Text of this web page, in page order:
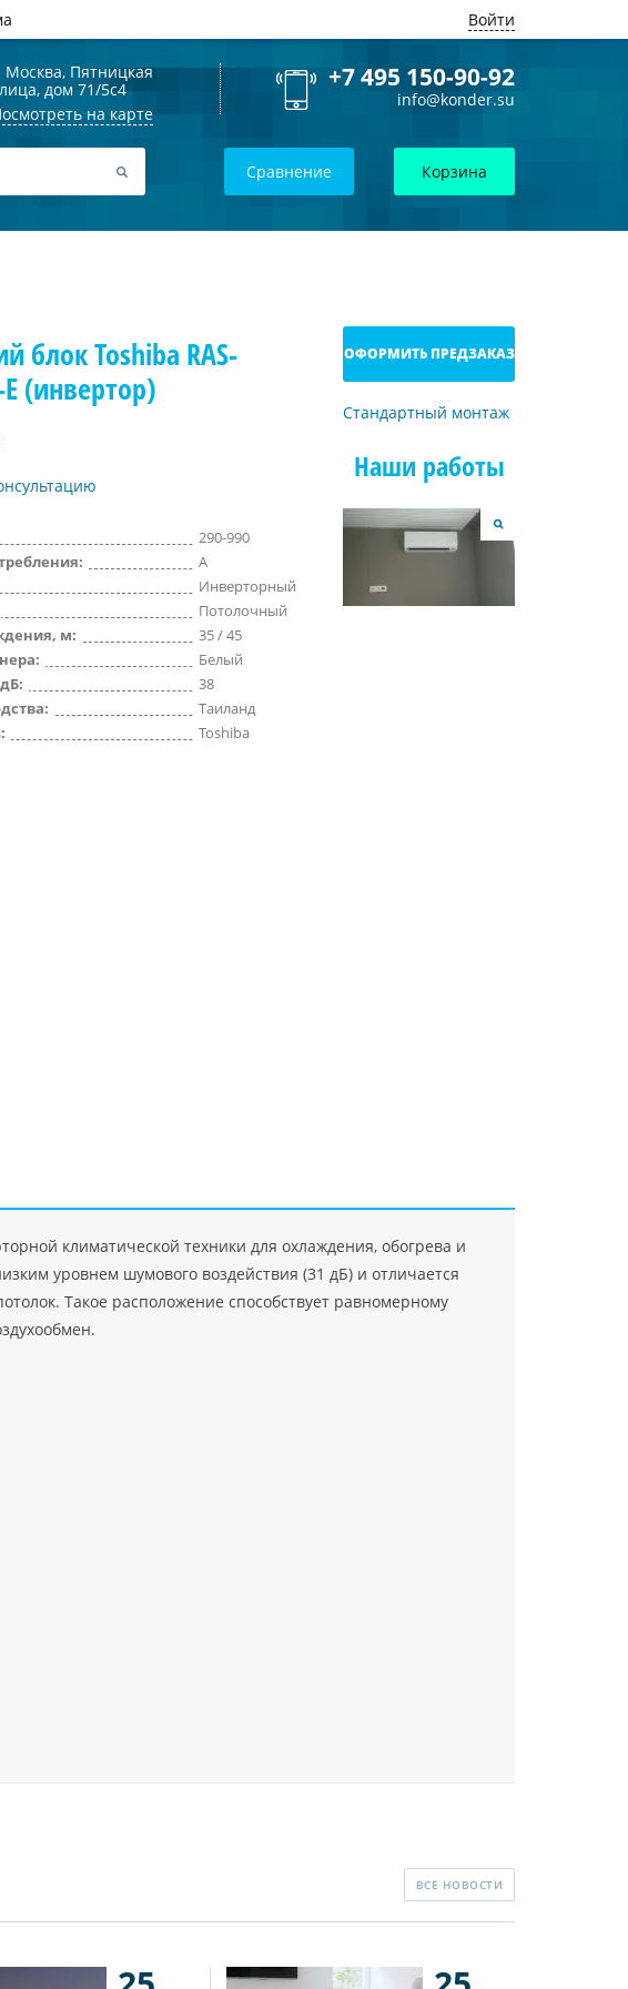
Войти
Москва, Пятницкая
дом 71/5с4
на карте
+7 495 150-90-92
info@konder.su
Сравнение Корзина
блок Toshiba RAS-
(инвертор)
290-990
A
Инверторный
Потолочный
м:
35 / 45
Белый
38
Таиланд
Toshiba
ОФОРМИТЬ ПРЕДЗАКАЗ
Стандартный монтаж
Наши работы
климатической техники для охлаждения, обогрева и
уровнем шумового воздействия (31 дБ) и отличается
Такое расположение способствует равномерному
ВСЕ НОВОСТИ